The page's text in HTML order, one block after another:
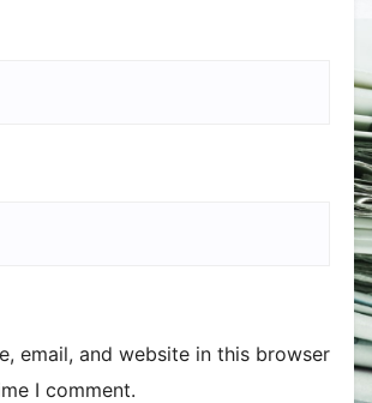
email, and website in this browser
I comment.